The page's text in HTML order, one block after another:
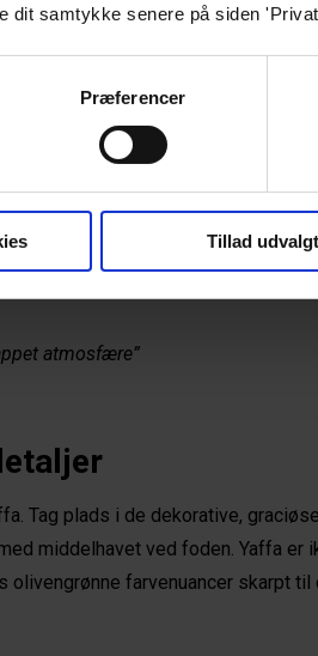
samtykke senere på siden
Præferencer
Tillad
madanmelder
kritiske anmeldermave med
København”
gæsteanmeldelser på
er mange spændende smage og
atmosfære”
Tag plads i de dekorative,
middelhavet ved foden. Yaffa er
farvenuancer skarpt